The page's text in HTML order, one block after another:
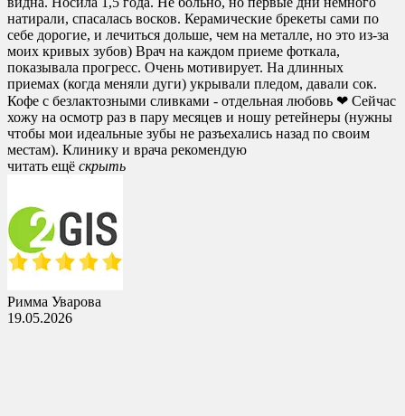
натирали, спасалась восков. Керамические брекеты сами по
себе дорогие, и лечиться дольше, чем на металле, но это из-за
моих кривых зубов) Врач на каждом приеме фоткала,
показывала прогресс. Очень мотивирует. На длинных
приемах (когда меняли дуги) укрывали пледом, давали сок.
Кофе с безлактозными сливками - отдельная любовь ❤ Сейчас
хожу на осмотр раз в пару месяцев и ношу ретейнеры (нужны
чтобы мои идеальные зубы не разъехались назад по своим
местам). Клинику и врача рекомендую
читать ещё cкрыть
Римма Уварова
19.05.2026